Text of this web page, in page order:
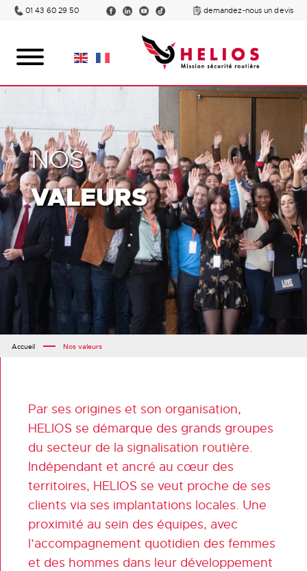
01 43 60 29 50 demandez-nous un devis
NOS
VALEURS
Accueil Nos valeurs
Par ses origines et son organisation,
HELIOS se démarque des grands groupes
du secteur de la signalisation routière.
Indépendant et ancré au cœur des
territoires, HELIOS se veut proche de ses
clients via ses implantations locales. Une
proximité au sein des équipes, avec
l’accompagnement quotidien des femmes
et des hommes dans leur développement